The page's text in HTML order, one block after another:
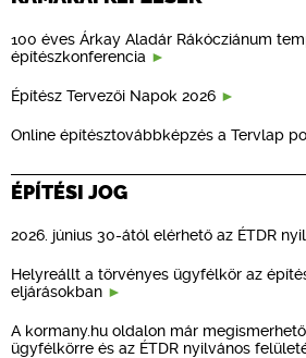
100 éves Árkay Aladár Rákócziánum
építészkonferencia
Építész Tervezői Napok 2026
Online építésztovábbképzés a Tervlap
ÉPÍTÉSI JOG
2026. június 30-ától elérhető az ÉTDR
Helyreállt a törvényes ügyfélkör az
eljárásokban
A kormany.hu oldalon már
ügyfélkörre és az ÉTDR nyilvános